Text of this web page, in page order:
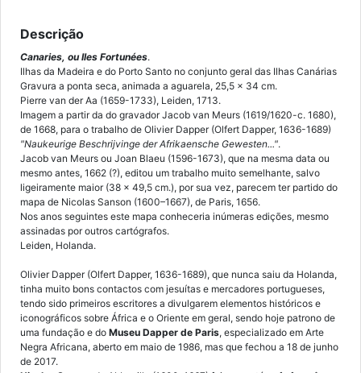
Descrição
Canaries, ou Iles Fortunées.
Ilhas da Madeira e do Porto Santo no conjunto geral das Ilhas Canárias
Gravura a ponta seca, animada a aguarela, 25,5 x 34 cm.
Pierre van der Aa (1659-1733), Leiden, 1713.
Imagem a partir da do gravador Jacob van Meurs (1619/1620-c. 1680),
de 1668, para o trabalho de Olivier Dapper (Olfert Dapper, 1636-1689)
"Naukeurige Beschrijvinge der Afrikaensche Gewesten...".
Jacob van Meurs ou Joan Blaeu (1596-1673), que na mesma data ou
mesmo antes, 1662 (?), editou um trabalho muito semelhante, salvo
ligeiramente maior (38 x 49,5 cm.), por sua vez, parecem ter partido do
mapa de Nicolas Sanson (1600–1667), de Paris, 1656.
Nos anos seguintes este mapa conheceria inúmeras edições, mesmo
assinadas por outros cartógrafos.
Leiden, Holanda.
Olivier Dapper (Olfert Dapper, 1636-1689), que nunca saiu da Holanda,
tinha muito bons contactos com jesuítas e mercadores portugueses,
tendo sido primeiros escritores a divulgarem elementos históricos e
iconográficos sobre África e o Oriente em geral, sendo hoje patrono de
uma fundação e do Museu Dapper de Paris, especializado em Arte
Negra Africana, aberto em maio de 1986, mas que fechou a 18 de junho
de 2017.